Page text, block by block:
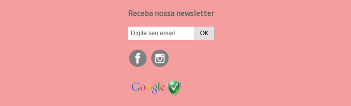
Receba nossa newsletter